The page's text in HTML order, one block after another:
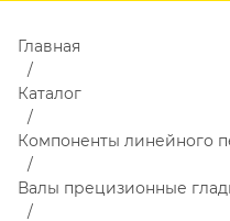
Главная
Каталог
Компоненты линейного
Валы прецизионные